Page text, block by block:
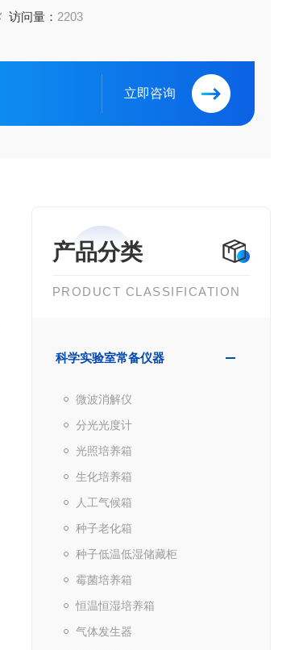
访问量： 2203
立即咨询
产品分类
PRODUCT CLASSIFICATION
科学实验室常备仪器
微波消解仪
分光光度计
光照培养箱
生化培养箱
人工气候箱
种子老化箱
种子低温低湿储藏柜
霉菌培养箱
恒温恒湿培养箱
气体发生器